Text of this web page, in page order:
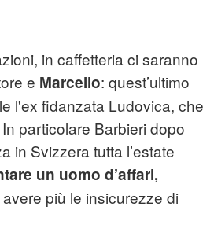
in caffetteria ci saranno
e Marcello: quest’ultimo
l'ex fidanzata Ludovica, che
particolare Barbieri dopo
in Svizzera tutta l’estate
un uomo d’affari,
più le insicurezze di